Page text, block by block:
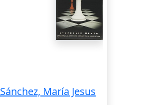
Sánchez, María Jesus